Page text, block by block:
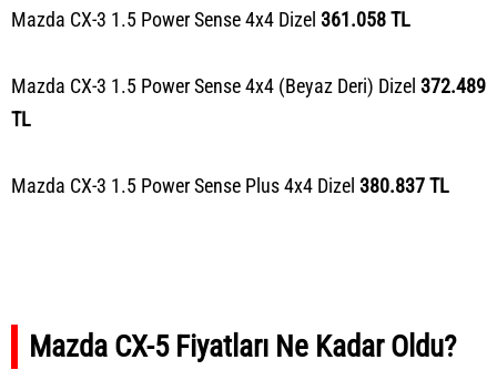
Mazda CX-3 1.5 Power Sense 4x4 Dizel 361.058 TL
Mazda CX-3 1.5 Power Sense 4x4 (Beyaz Deri) Dizel 372.489
TL
Mazda CX-3 1.5 Power Sense Plus 4x4 Dizel 380.837 TL
Mazda CX-5 Fiyatları Ne Kadar Oldu?